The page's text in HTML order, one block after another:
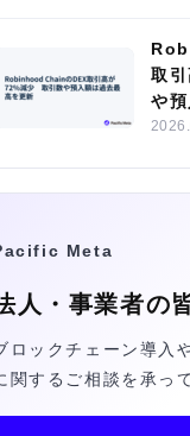
取
や
Meta
人・事業者の
ロックチェーン導入
関するご相談を承っ